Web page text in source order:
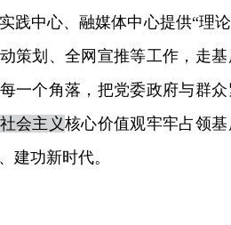
践中心、融媒体中心提供“理
策划、全网宣推等工作，走
一个角落，把党委政府与群
社会主义核心价值观牢牢占领
建功新时代。